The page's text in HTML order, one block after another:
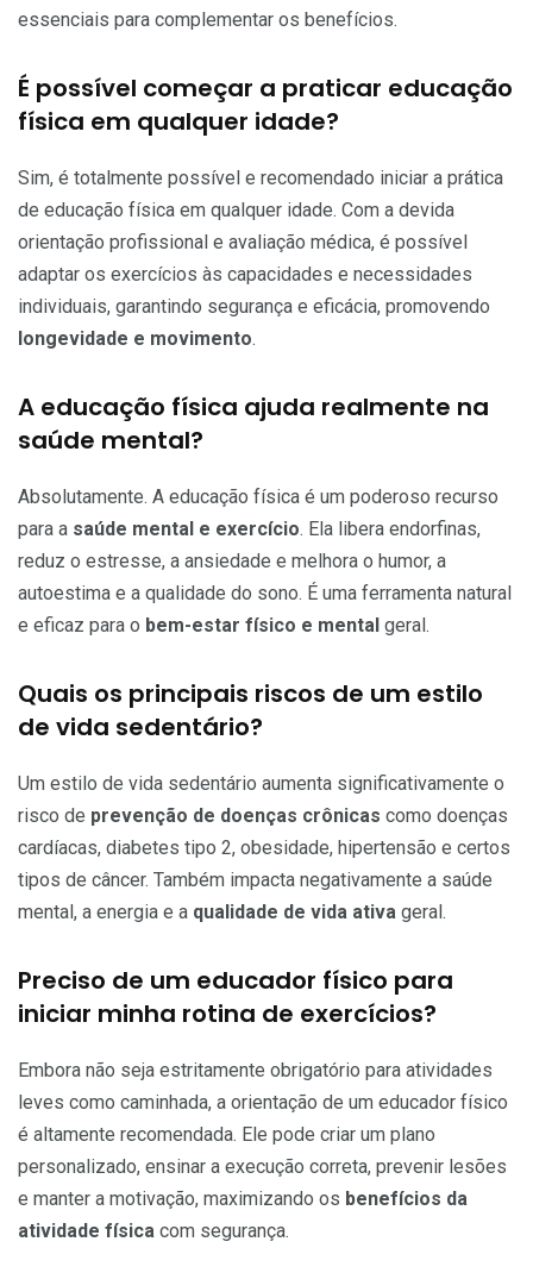
essenciais para complementar os benefícios.
É possível começar a praticar educação
física em qualquer idade?
Sim, é totalmente possível e recomendado iniciar a prática
de educação física em qualquer idade. Com a devida
orientação profissional e avaliação médica, é possível
adaptar os exercícios às capacidades e necessidades
individuais, garantindo segurança e eficácia, promovendo
longevidade e movimento.
A educação física ajuda realmente na
saúde mental?
Absolutamente. A educação física é um poderoso recurso
para a saúde mental e exercício. Ela libera endorfinas,
reduz o estresse, a ansiedade e melhora o humor, a
autoestima e a qualidade do sono. É uma ferramenta natural
e eficaz para o bem-estar físico e mental geral.
Quais os principais riscos de um estilo
de vida sedentário?
Um estilo de vida sedentário aumenta significativamente o
risco de prevenção de doenças crônicas como doenças
cardíacas, diabetes tipo 2, obesidade, hipertensão e certos
tipos de câncer. Também impacta negativamente a saúde
mental, a energia e a qualidade de vida ativa geral.
Preciso de um educador físico para
iniciar minha rotina de exercícios?
Embora não seja estritamente obrigatório para atividades
leves como caminhada, a orientação de um educador físico
é altamente recomendada. Ele pode criar um plano
personalizado, ensinar a execução correta, prevenir lesões
e manter a motivação, maximizando os benefícios da
atividade física com segurança.